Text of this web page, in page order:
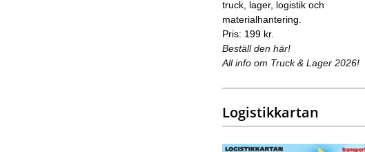
truck, lager, logistik och
materialhantering.
Pris: 199 kr.
Beställ den här!
All info om Truck & Lager 2026!
Logistikkartan